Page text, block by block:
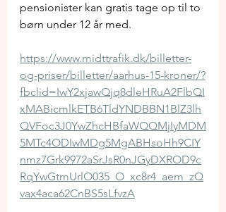
pensionister kan gratis tage op til to
børn under 12 år med.
https://www.midttrafik.dk/billetter-
og-priser/billetter/aarhus-15-kroner/?
fbclid=IwY2xjawQjq8dleHRuA2FlbQI
xMABicmlkETB6TldYNDBBN1BlZ3lh
QVFoc3J0YwZhcHBfaWQQMjIyMDM
5MTc4ODIwMDg5MgABHsoHh9CIY
nmz7Grk9972aSrJsR0nJGyDXROD9c
RqYwGtmUrlO035_O_xc8r4_aem_zQ
vax4aca62CnBS5sLfvzA